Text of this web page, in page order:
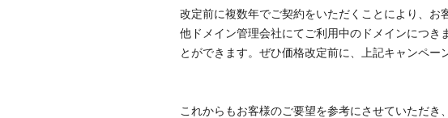
改定前に複数年でご契約をいただくことにより、お
他ドメイン管理会社にてご利用中のドメインにつき
とができます。ぜひ価格改定前に、上記キャンペー
これからもお客様のご要望を参考にさせていただき